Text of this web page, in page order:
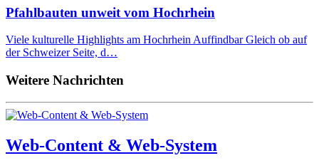
Pfahlbauten unweit vom Hochrhein
Viele kulturelle Highlights am Hochrhein Auffindbar Gleich ob auf
der Schweizer Seite, d…
Weitere Nachrichten
Web-Content & Web-System